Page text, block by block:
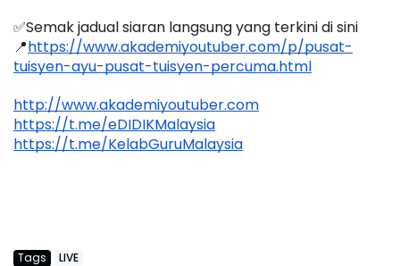
✅Semak jadual siaran langsung yang terkini di sini
📍https://www.akademiyoutuber.com/p/pusat-
tuisyen-ayu-pusat-tuisyen-percuma.html
http://www.akademiyoutuber.com
https://t.me/eDIDIKMalaysia
https://t.me/KelabGuruMalaysia
Tags LIVE